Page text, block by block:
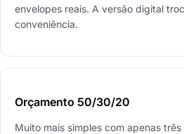
envelopes reais. A versão digital
conveniência.
Orçamento 50/30/20
Muito mais simples com apenas